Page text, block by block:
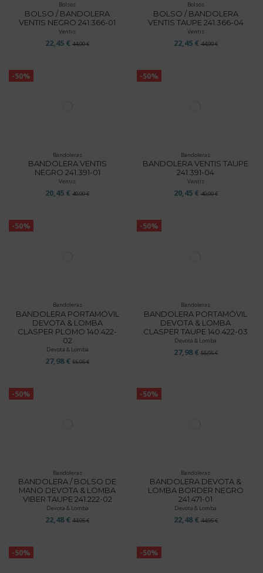
Bolsos
BOLSO / BANDOLERA
VENTIS NEGRO 241.366-01
Ventis
22,45 €44,90 €
Bolsos
BOLSO / BANDOLERA
VENTIS TAUPE 241.366-04
Ventis
22,45 € 44,90 €
-50%
Bandoleras
BANDOLERA VENTIS
NEGRO 241.391-01
Ventis
20,45 €40,90 €
-50%
Bandoleras
BANDOLERA VENTIS TAUPE
241.391-04
Ventis
20,45 € 40,90 €
-50%
Bandoleras
BANDOLERA PORTAMÓVIL
DEVOTA & LOMBA
CLASPER PLOMO 140.422-
02
Devota & Lomba
27,98 €55,95 €
-50%
Bandoleras
BANDOLERA PORTAMÓVIL
DEVOTA & LOMBA
CLASPER TAUPE 140.422-03
Devota & Lomba
27,98 € 55,95 €
-50%
Bandoleras
BANDOLERA / BOLSO DE
MANO DEVOTA & LOMBA
VIBER TAUPE 241.222-02
Devota & Lomba
22,48 €44,95 €
-50%
Bandoleras
BANDOLERA DEVOTA &
LOMBA BORDER NEGRO
241.471-01
Devota & Lomba
22,48 € 44,95 €
-50% -50%